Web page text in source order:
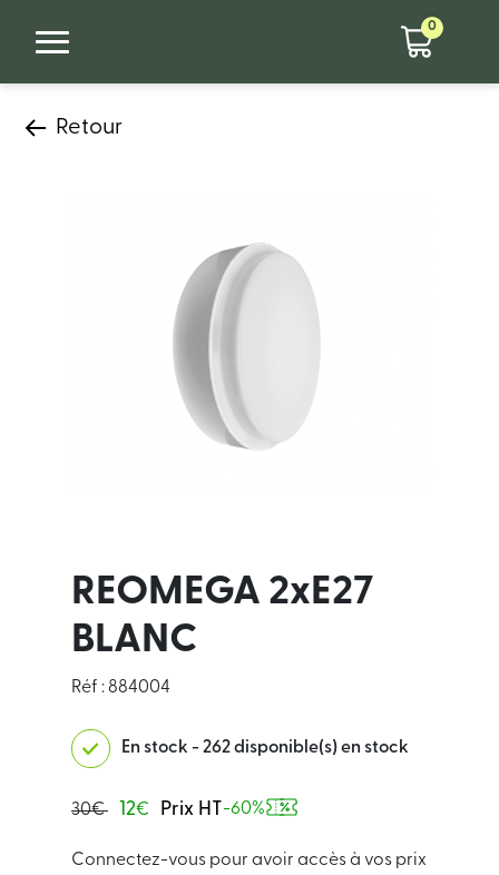
0
Retour
REOMEGA 2xE27
BLANC
Réf : 884004
En stock - 262 disponible(s) en stock
30€ 12€ Prix HT-60%
Connectez-vous pour avoir accès à vos prix